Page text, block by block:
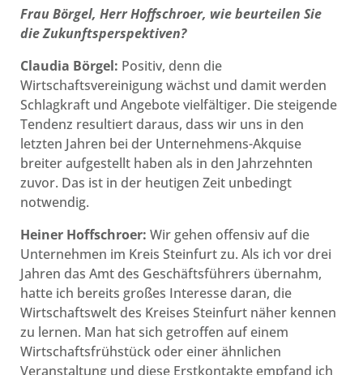
Frau Börgel, Herr Hoffschroer, wie beurteilen Sie
die Zukunftsperspektiven?
Claudia Börgel: Positiv, denn die
Wirtschaftsvereinigung wächst und damit werden
Schlagkraft und Angebote vielfältiger. Die steigende
Tendenz resultiert daraus, dass wir uns in den
letzten Jahren bei der Unternehmens-Akquise
breiter aufgestellt haben als in den Jahrzehnten
zuvor. Das ist in der heutigen Zeit unbedingt
notwendig.
Heiner Hoffschroer: Wir gehen offensiv auf die
Unternehmen im Kreis Steinfurt zu. Als ich vor drei
Jahren das Amt des Geschäftsführers übernahm,
hatte ich bereits großes Interesse daran, die
Wirtschaftswelt des Kreises Steinfurt näher kennen
zu lernen. Man hat sich getroffen auf einem
Wirtschaftsfrühstück oder einer ähnlichen
Veranstaltung und diese Erstkontakte empfand ich